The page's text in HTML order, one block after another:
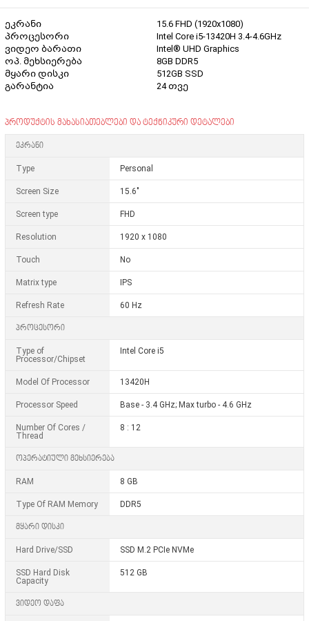
ეკრანი
15.6 FHD (1920x1080)
პროცესორი
Intel Core i5-13420H 3.4-4.6GHz
ვიდეო ბარათი
Intel® UHD Graphics
ოპ. მეხსიერება
8GB DDR5
მყარი დისკი
512GB SSD
გარანტია
24 თვე
პროდუქტის მახასიათებლები და ტექნიკური დეტალები
ეკრანი
Type Personal
Screen Size 15.6"
Screen type FHD
Resolution 1920 x 1080
Touch No
Matrix type IPS
Refresh Rate 60 Hz
პროცესორი
Type of
Processor/Chipset
Intel Core i5
Model Of Processor 13420H
Processor Speed Base - 3.4 GHz; Max turbo - 4.6 GHz
Number Of Cores /
Thread
8 : 12
ოპერატიული მეხსიერება
RAM 8 GB
Type Of RAM Memory DDR5
მყარი დისკი
Hard Drive/SSD SSD M.2 PCIe NVMe
SSD Hard Disk
Capacity
512 GB
ვიდეო დაფა